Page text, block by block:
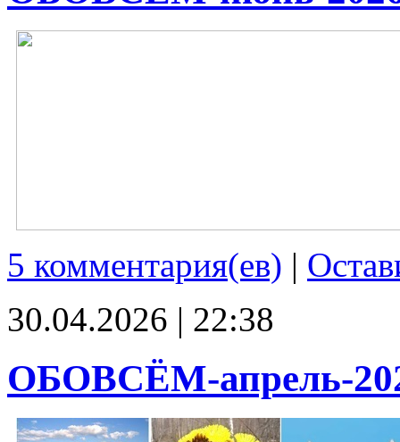
5 комментария(ев) |
30.04.2026 | 22:38
ОБОВСЁМ-апрель-